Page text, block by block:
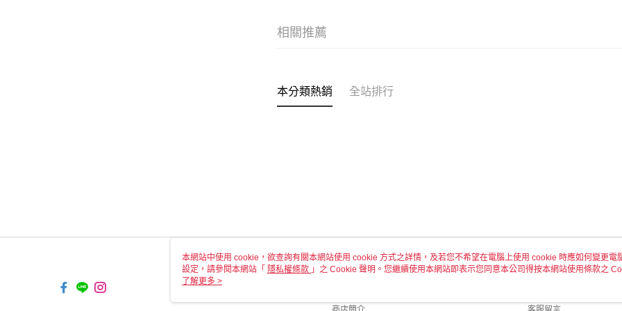
相關推薦
本分類熱銷 全站排行
關於我們 客服資訊
本網站中使用 cookie，欲查詢有關本網站使用 cookie 方式之詳情，及若您不希望在電腦上使用 cookie 時應如何變更電
設定，請參閱本網站「 隱私權條款 」之 Cookie 聲明。您繼續使用本網站即表示您同意本公司得按本網站使用條款之
使用 cookie。
了解更多 >